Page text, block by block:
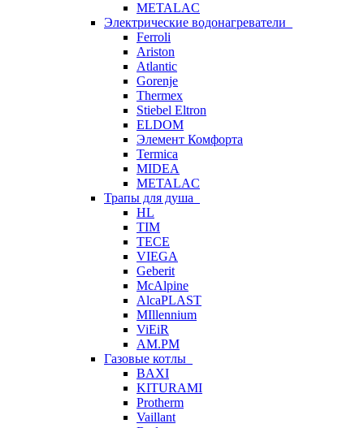
METALAC
Электрические водонагреватели
Ferroli
Ariston
Atlantic
Gorenje
Thermex
Stiebel Eltron
ELDOM
Элемент Комфорта
Termica
MIDEA
METALAC
Трапы для душа
HL
TIM
TECE
VIEGA
Geberit
McAlpine
AlcaPLAST
MIllennium
ViEiR
AM.PM
Газовые котлы
BAXI
KITURAMI
Protherm
Vaillant